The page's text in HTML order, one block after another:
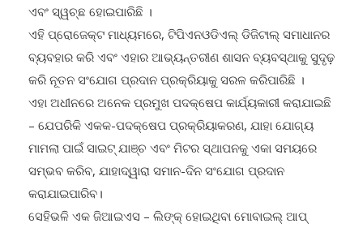
ଏବଂ ସ୍ୱଚ୍ଛ ହୋଇପାରିଛି ।
ଏହି ପ୍ରୋଜେକ୍ଟ ମାଧ୍ୟମରେ, ଟିପିଏନଓଡିଏଲ୍ ଡିଜିଟାଲ୍ ସମାଧାନର
ବ୍ୟବହାର କରି ଏବଂ ଏହାର ଆଭ୍ୟନ୍ତରୀଣ ଶାସନ ବ୍ୟବସ୍ଥାକୁ ସୁଦୃଢ଼
କରି ନୂତନ ସଂଯୋଗ ପ୍ରଦାନ ପ୍ରକ୍ରିୟାକୁ ସରଳ କରିପାରିଛି ।
ଏହା ଅଧୀନରେ ଅନେକ ପ୍ରମୁଖ ପଦକ୍ଷେପ କାର୍ଯ୍ୟକାରୀ କରାଯାଇଛି
– ଯେପରିକି ଏକକ-ପଦକ୍ଷେପ ପ୍ରକ୍ରିୟାକରଣ, ଯାହା ଯୋଗ୍ୟ
ମାମଲା ପାଇଁ ସାଇଟ୍ ଯାଞ୍ଚ ଏବଂ ମିଟର ସ୍ଥାପନକୁ ଏକା ସମୟରେ
ସମ୍ଭବ କରିବ, ଯାହାଦ୍ୱାରା ସମାନ-ଦିନ ସଂଯୋଗ ପ୍ରଦାନ
କରାଯାଇପାରିବ।
ସେହିଭଳି ଏକ ଜିଆଇଏସ – ଲିଙ୍କ୍ ହୋଇଥିବା ମୋବାଇଲ୍ ଆପ୍